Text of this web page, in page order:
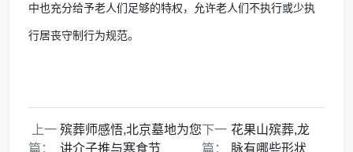
中也充分给予老人们足够的特权，允许老人们不执行或少执
行居丧守制行为规范。
上一
篇：
殡葬师感悟,北京墓地为您
讲介子推与寒食节
下一
篇：
花果山殡葬,龙
脉有哪些形状